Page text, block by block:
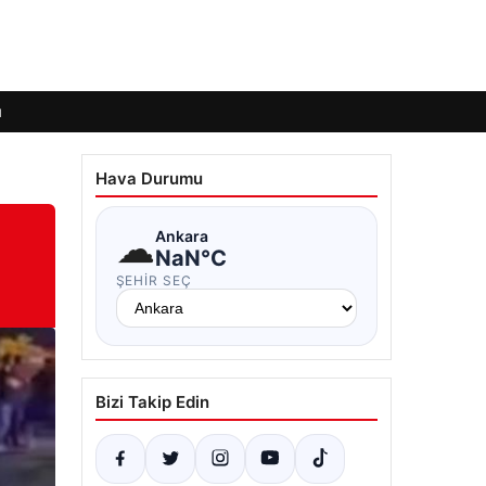
Hava Durumu
☁Ankara
NaN°C
ŞEHIR SEÇ
Bizi Takip Edin